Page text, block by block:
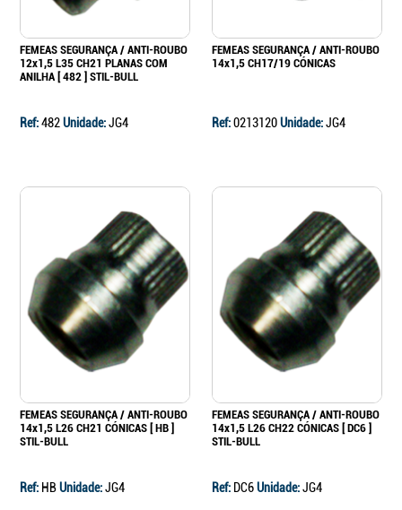
FEMEAS SEGURANÇA / ANTI-ROUBO
12x1,5 L35 CH21 PLANAS COM
ANILHA [ 482 ] STIL-BULL
Ref:482Unidade:JG4
FEMEAS SEGURANÇA / ANTI-ROUBO
14x1,5 CH17/19 CÓNICAS
Ref:0213120Unidade:JG4
FEMEAS SEGURANÇA / ANTI-ROUBO
14x1,5 L26 CH21 CÓNICAS [ HB ]
STIL-BULL
Ref: HBUnidade:JG4
FEMEAS SEGURANÇA / ANTI-ROUBO
14x1,5 L26 CH22 CÓNICAS [ DC6 ]
STIL-BULL
Ref: DC6Unidade:JG4